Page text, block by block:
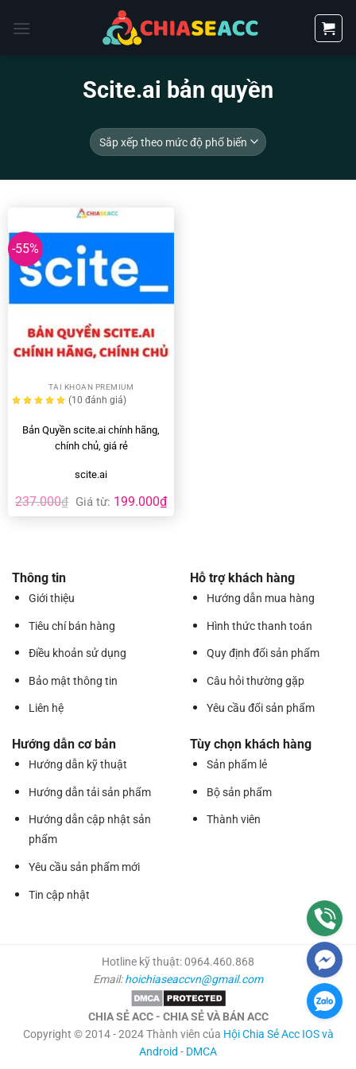
qua
Scite.ai bản quyền
-55%
TAI KHOAN PREMIUM
(10 đánh giá)
Bản Quyền scite.ai chính hãng,
chính chủ, giá rẻ
scite.ai
237.000₫ Giá từ: 199.000₫
Thông tin
Giới thiệu
Tiêu chí bán hàng
Điều khoản sử dụng
Bảo mật thông tin
Liên hệ
Hỗ trợ khách hàng
Hướng dẫn mua hàng
Hình thức thanh toán
Quy định đổi sản phẩm
Câu hỏi thường gặp
Yêu cầu đổi sản phẩm
Hướng dẫn cơ bản
Hướng dẫn kỹ thuật
Hướng dẫn tải sản phẩm
Hướng dẫn cập nhật sản
phẩm
Yêu cầu sản phẩm mới
Tin cập nhật
Tùy chọn khách hàng
Sản phẩm lẻ
Bộ sản phẩm
Thành viên
Hotline kỹ thuật: 0964.460.868
Email:hoichiaseaccvn@gmail.com
CHIA SẺ ACC - CHIA SẺ VÀ BÁN ACC
Copyright © 2014 - 2024 Thành viên của Hội Chia Sẻ Acc IOS và
Android - DMCA